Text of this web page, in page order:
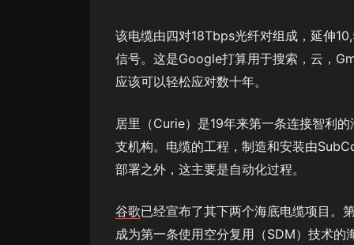
该电缆由四对18Tbps光纤对组成，延伸
信号。这是Google打算用于搜索，云，
应该可以轻松应对数十年。
居里（Curie）是19年来第一条连接智利
支机构。电缆的工程，制造和安装由
部署之外，这主要是自动化过程。
谷歌已经宣布了其下两个海底电缆项目。
成为第一条使用空分复用（SDM）技术